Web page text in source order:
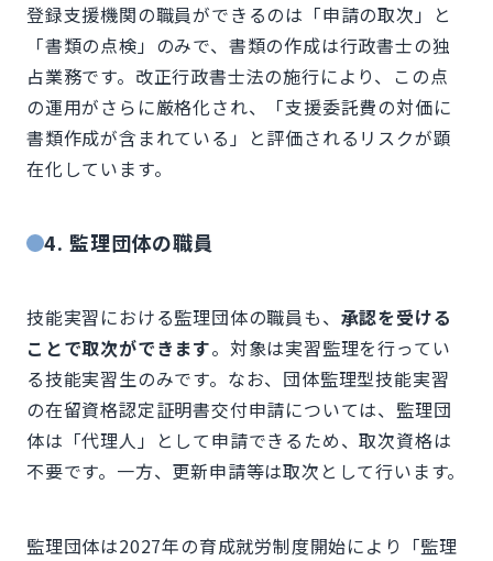
登録支援機関の職員ができるのは「申請の取次」と
「書類の点検」のみで、書類の作成は行政書士の独
占業務です。改正行政書士法の施行により、この点
の運用がさらに厳格化され、「支援委託費の対価に
書類作成が含まれている」と評価されるリスクが顕
在化しています。
4. 監理団体の職員
技能実習における監理団体の職員も、 承認を受ける
ことで取次ができます。対象は実習監理を行ってい
る技能実習生のみです。なお、団体監理型技能実習
の在留資格認定証明書交付申請については、監理団
体は「代理人」として申請できるため、取次資格は
不要です。一方、更新申請等は取次として行います。
監理団体は2027年の育成就労制度開始により「監理